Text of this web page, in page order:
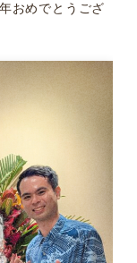
おめでとうござ